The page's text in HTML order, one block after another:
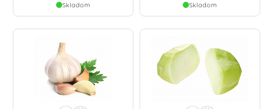
Skladom Skladom